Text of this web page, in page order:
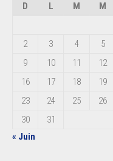
D
L M M
2
3 4 5
9
10 11 12
16
17 18 19
23
24 25 26
30
31
« Juin